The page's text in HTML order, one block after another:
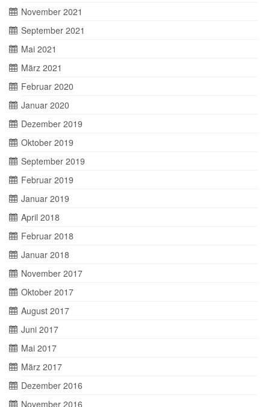
November 2021
September 2021
Mai 2021
März 2021
Februar 2020
Januar 2020
Dezember 2019
Oktober 2019
September 2019
Februar 2019
Januar 2019
April 2018
Februar 2018
Januar 2018
November 2017
Oktober 2017
August 2017
Juni 2017
Mai 2017
März 2017
Dezember 2016
November 2016